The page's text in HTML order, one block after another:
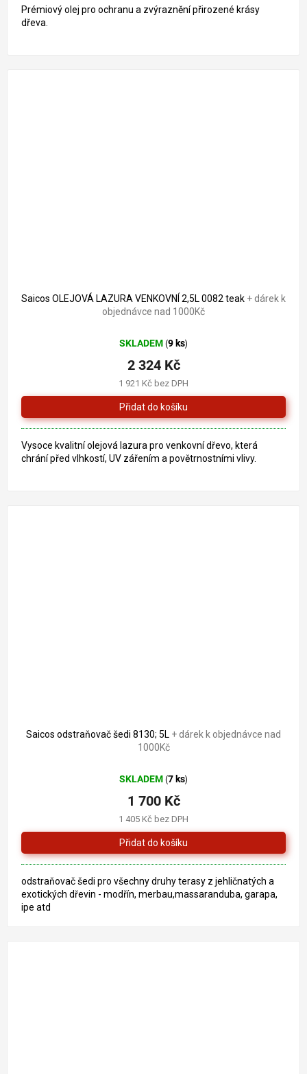
Prémiový olej pro ochranu a zvýraznění přirozené krásy
dřeva.
Saicos OLEJOVÁ LAZURA VENKOVNÍ 2,5L 0082 teak + dárek k
objednávce nad 1000Kč
SKLADEM (9 ks)
1 921 Kč bez DPH
2 324 Kč
Vysoce kvalitní olejová lazura pro venkovní dřevo, která
chrání před vlhkostí, UV zářením a povětrnostními vlivy.
Saicos odstraňovač šedi 8130; 5L + dárek k objednávce nad
1000Kč
SKLADEM (7 ks)
1 405 Kč bez DPH
1 700 Kč
odstraňovač šedi pro všechny druhy terasy z jehličnatých a
exotických dřevin - modřín, merbau,massaranduba, garapa,
ipe atd